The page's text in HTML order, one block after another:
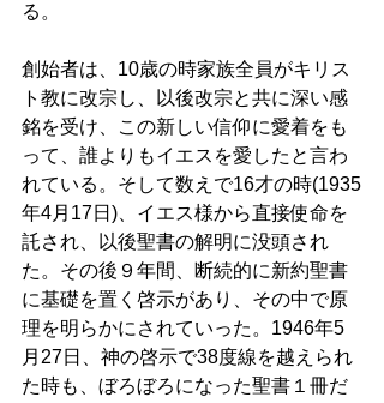
る。
創始者は、10歳の時家族全員がキリス
ト教に改宗し、以後改宗と共に深い感
銘を受け、この新しい信仰に愛着をも
って、誰よりもイエスを愛したと言わ
れている。そして数えで16才の時(1935
年4月17日)、イエス様から直接使命を
託され、以後聖書の解明に没頭され
た。その後９年間、断続的に新約聖書
に基礎を置く啓示があり、その中で原
理を明らかにされていった。1946年5
月27日、神の啓示で38度線を越えられ
た時も、ぼろぼろになった聖書１冊だ